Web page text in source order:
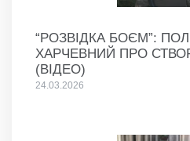
“РОЗВІДКА БОЄМ”:
ХАРЧЕВНИЙ ПРО
(ВІДЕО)
24.03.2026